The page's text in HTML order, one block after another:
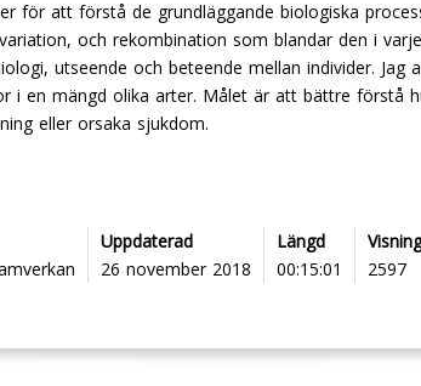
för att förstå de grundläggande biologiska
och rekombination som blandar den i
utseende och beteende mellan individer. Jag
i en mängd olika arter. Målet är att bättre förstå
eller orsaka sjukdom.
Uppdaterad
26 november 2018
Längd
00:15:01
2597